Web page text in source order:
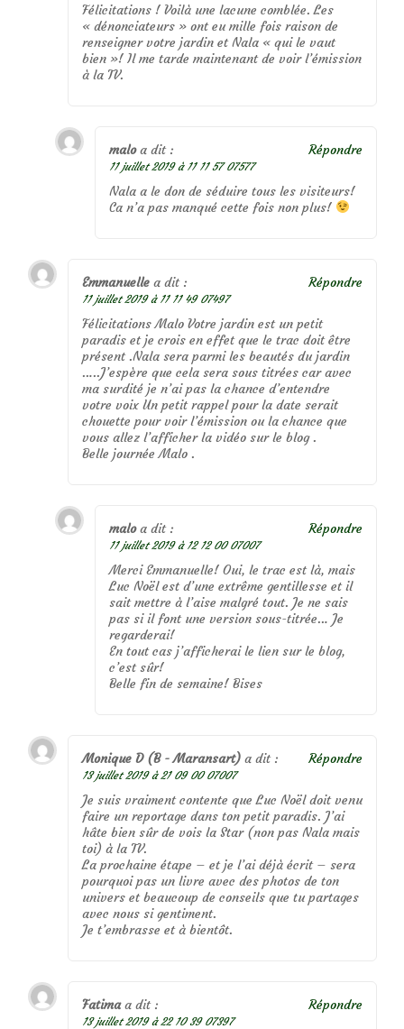
Félicitations ! Voilà une lacune comblée. Les
« dénonciateurs » ont eu mille fois raison de
renseigner votre jardin et Nala « qui le vaut
bien »! Il me tarde maintenant de voir l’émission
à la TV.
malo a dit :
11 juillet 2019 à 11 11 57 07577
Nala a le don de séduire tous les visiteurs!
Ca n’a pas manqué cette fois non plus!
Répondre
Emmanuelle a dit :
11 juillet 2019 à 11 11 49 07497
Félicitations Malo Votre jardin est un petit
paradis et je crois en effet que le trac doit être
présent .Nala sera parmi les beautés du jardin
…..J’espère que cela sera sous titrées car avec
ma surdité je n’ai pas la chance d’entendre
votre voix Un petit rappel pour la date serait
chouette pour voir l’émission ou la chance que
vous allez l’afficher la vidéo sur le blog .
Belle journée Malo .
Répondre
malo a dit :
11 juillet 2019 à 12 12 00 07007
Merci Emmanuelle! Oui, le trac est là, mais
Luc Noël est d’une extrême gentillesse et il
sait mettre à l’aise malgré tout. Je ne sais
pas si il font une version sous-titrée… Je
regarderai!
En tout cas j’afficherai le lien sur le blog,
c’est sûr!
Belle fin de semaine! Bises
Répondre
Monique D (B - Maransart) a dit :
13 juillet 2019 à 21 09 00 07007
Je suis vraiment contente que Luc Noël doit venu
faire un reportage dans ton petit paradis. J’ai
hâte bien sûr de vois la Star (non pas Nala mais
toi) à la TV.
La prochaine étape – et je l’ai déjà écrit – sera
pourquoi pas un livre avec des photos de ton
univers et beaucoup de conseils que tu partages
avec nous si gentiment.
Je t’embrasse et à bientôt.
Répondre
Fatima a dit :
13 juillet 2019 à 22 10 39 07397
Répondre